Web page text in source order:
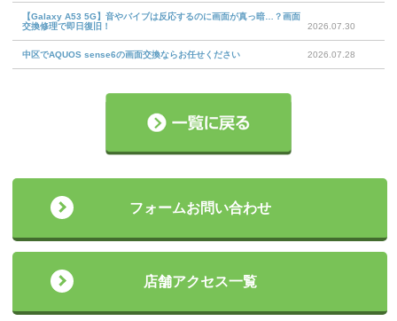
【Galaxy A53 5G】音やバイブは反応するのに画面が真っ暗…？画面
交換修理で即日復旧！
2026.07.30
中区でAQUOS sense6の画面交換ならお任せください 2026.07.28
フォームお問い合わせ
店舗アクセス一覧